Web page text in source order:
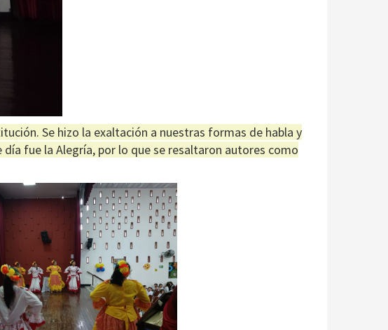
Se hizo la exaltación a nuestras formas de habla y
fue la Alegría, por lo que se resaltaron autores como